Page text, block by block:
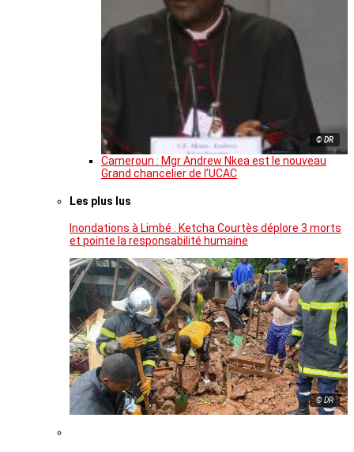
© DR
Cameroun : Mgr Andrew Nkea est le nouveau
Grand chancelier de l’UCAC
Les plus lus
Inondations à Limbé : Ketcha Courtès déplore 3 morts
et pointe la responsabilité humaine
© DR